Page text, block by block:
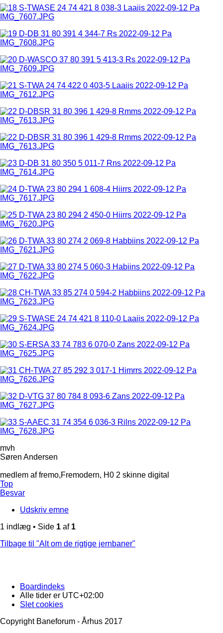
mvh
Søren Andersen
medlem af fremo,Fremodern, H0 2 skinne digital
Top
Besvar
Udskriv emne
1 indlæg • Side 1 af 1
Tilbage til "Alt om de rigtige jernbaner"
Boardindeks
Alle tider er UTC+02:00
Slet cookies
Copyright Baneforum - Århus 2017